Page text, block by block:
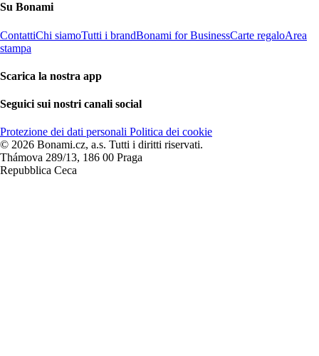
Su Bonami
ContattiChi siamoTutti i brandBonami for BusinessCarte regaloArea
stampa
Scarica la nostra app
Seguici sui nostri canali social
Protezione dei dati personali Politica dei cookie
© 2026 Bonami.cz, a.s. Tutti i diritti riservati.
Thámova 289/13, 186 00 Praga
Repubblica Ceca